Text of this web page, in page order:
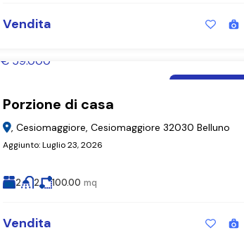
Vendita
Porzione di
€ 59.000
Porzione di casa
, Cesiomaggiore, Cesiomaggiore 32030 Belluno
Aggiunto:Luglio 23, 2026
2 2 100.00 mq
Vendita